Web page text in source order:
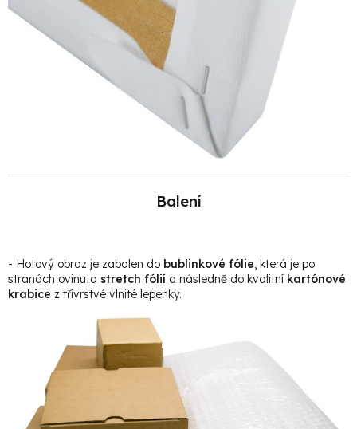
Balení
- Hotový obraz je zabalen do bublinkové fólie , která je po
stranách ovinuta stretch fólií a následně do kvalitní kartónové
krabice z třívrstvé vlnité lepenky.